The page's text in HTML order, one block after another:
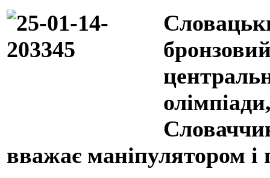
вважає маніпулятором і